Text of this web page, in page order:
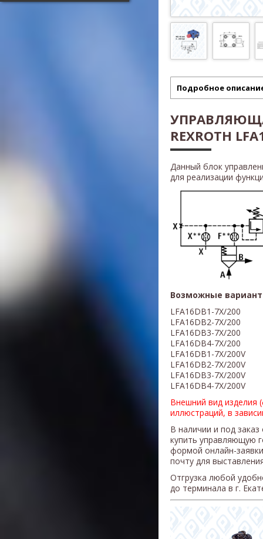
Подробное
REXROTH
Данный блок
для реализации
Возможные
LFA16DB1-7X/200
LFA16DB2-7X/200
LFA16DB3-7X/200
LFA16DB4-7X/200
LFA16DB1-7X/200V
LFA16DB2-7X/200V
LFA16DB3-7X/200V
LFA16DB4-7X/200V
Внешний вид изделия
иллюстраций, в
В наличии и под
купить управляющую
формой онлайн-
почту для
Отгрузка любой
до терминала в г.